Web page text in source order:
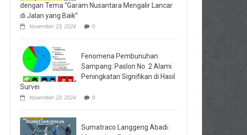
dengan Tema “Garam Nusantara Mengalir Lancar
di Jalan yang Baik”
November 23, 2024 0
Fenomena Pembunuhan
Sampang: Paslon No. 2 Alami
Peningkatan Signifikan di Hasil
Survei
November 23, 2024 0
Sumatraco Langgeng Abadi: